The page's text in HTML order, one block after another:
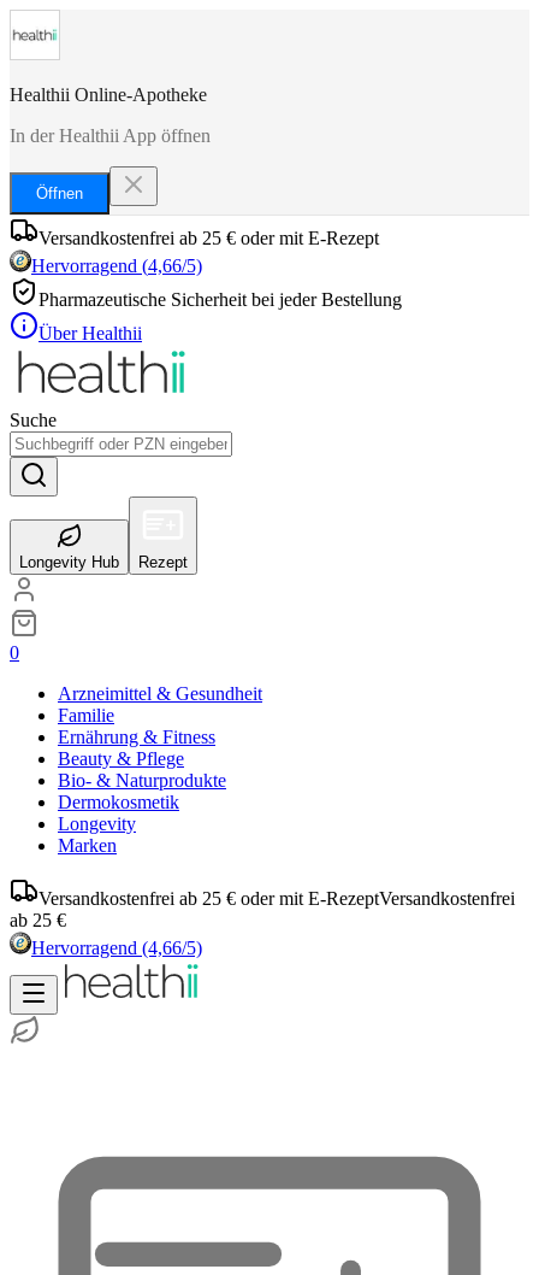
Healthii Online-Apotheke
In der Healthii App öffnen
Öffnen
Versandkostenfrei ab 25 € oder mit E-Rezept
Hervorragend (4,66/5)
Pharmazeutische Sicherheit bei jeder Bestellung
Über Healthii
Suche
Longevity Hub Rezept
0
Arzneimittel & Gesundheit
Familie
Ernährung & Fitness
Beauty & Pflege
Bio- & Naturprodukte
Dermokosmetik
Longevity
Marken
Versandkostenfrei ab 25 € oder mit E-RezeptVersandkostenfrei
ab 25 €
Hervorragend (4,66/5)